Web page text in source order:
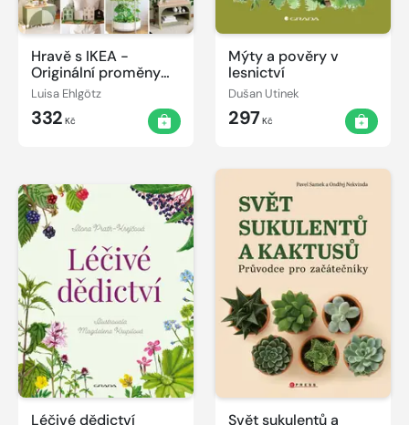
Hravě s IKEA -
Originální proměny
klasických výrobků
kok za krokem
Luisa Ehlgötz
332 Kč
Mýty a pověry v
lesnictví
Dušan Utinek
297Kč
Léčivé dědictví Svět sukulentů a